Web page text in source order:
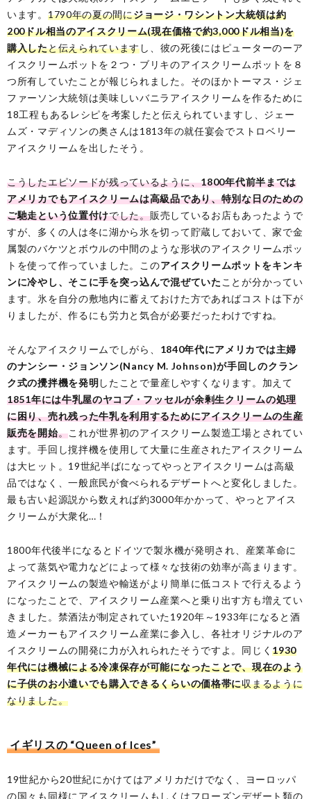
います。 1790年の夏の間にジョージ・ワシントン大統領は約
200ドル相当のアイスクリーム(現在価格で約3,000ドル相当)を
購入したと伝えられていますし、彼の死後にはピューターのーア
イスクリームポットを２つ・ブリキのアイスクリームポットを８
つ所有していたことが報じられました。そのほかトーマス・ジェ
ファーソン大統領は美味しいバニラアイスクリームを作るために
18工程もあるレシピを考案したと伝えられていますし、ジェー
ムズ・マディソンの奥さんは1813年の就任宴会でストロベリー
アイスクリームを出したそう。
こうしたエピソードが残っているように、1800年代前半までは
アメリカでもアイスクリームは高級品であり、特別な日のための
ご馳走という位置付けでした。販売しているお店もあったようで
すが、多くの人は冬に湖から氷を切って貯蔵しておいて、家で金
属製のバケツとボウルの中間のような形状のアイスクリームポッ
トを使って作っていました。このアイスクリームポットをキンキ
ンに冷やし、そこに手を突っ込んで混ぜていた ことが分かってい
ます。氷を自分の敷地内に蓄えておけた方であればコストは下が
りましたが、作るにも労力と気合が必要だったわけですね。
そんなアイスクリームでしがら、 1840年代にアメリカでは主婦
のナンシー・ジョンソン(Nancy M. Johnson)が手回しのクラン
ク式の攪拌機を発明 したことで量産しやすくなります。加えて
1851年には牛乳屋のヤコブ・フッセルが余剰生クリームの処理
に困り、売れ残った牛乳を利用するためにアイスクリームの生産
販売を開始。これが世界初のアイスクリーム製造工場とされてい
ます。手回し撹拌機を使用して大量に生産されたアイスクリーム
は大ヒット。19世紀半ばになってやっとアイスクリームは高級
品ではなく、一般庶民が食べられるデザートへと変化しました。
最も古い起源説から数えれば約3000年かかって、やっとアイス
クリームが大衆化…！
1800年代後半になるとドイツで製氷機が発明され、産業革命に
よって蒸気や電力などによって様々な技術の効率が高まります。
アイスクリームの製造や輸送がより簡単に低コストで行えるよう
になったことで、アイスクリーム産業へと乗り出す方も増えてい
きました。禁酒法が制定されていた1920年～1933年になると酒
造メーカーもアイスクリーム産業に参入し、各社オリジナルのア
イスクリームの開発に力が入れられたそうですよ。同じく1930
年代には機械による冷凍保存が可能になったことで、現在のよう
に子供のお小遣いでも購入できるくらいの価格帯に収まるように
なりました。
イギリスの “Queen of Ices”
19世紀から20世紀にかけてはアメリカだけでなく、ヨーロッパ
の国々も同様にアイスクリームもしくはフローズンデザート類の